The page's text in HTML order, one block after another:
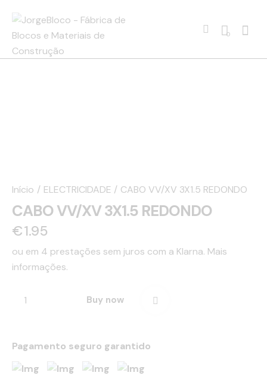
0
Início ELECTRICIDADE CABO VV/XV 3X1.5 REDONDO
CABO VV/XV 3X1.5 REDONDO
€1.95
ou em 4 prestações sem juros com a Klarna. Mais
informações.
Buy now
Pagamento seguro garantido